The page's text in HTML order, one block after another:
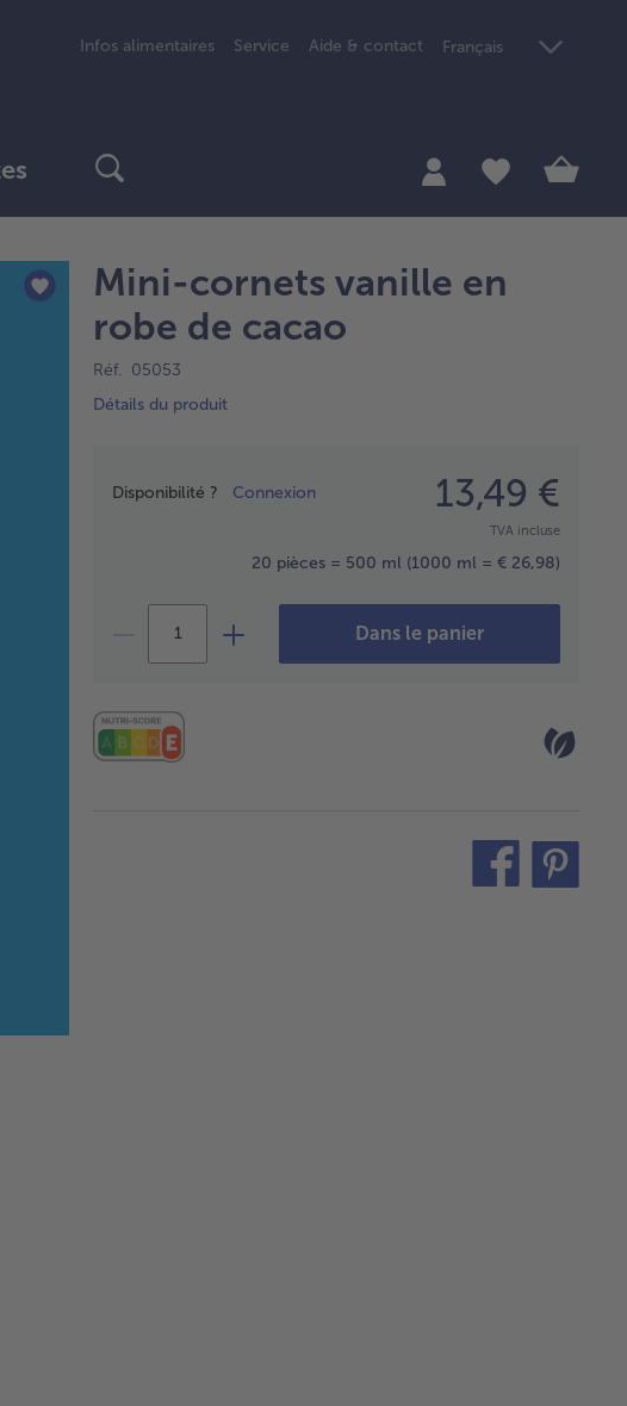
Infos alimentaires Service Aide & contact Français
Mini-cornets vanille en
robe de cacao
Réf. 05053
Détails du produit
Disponibilité ? Connexion 13,49 €
TVA incluse
20 pièces = 500 ml (1000 ml = € 26,98)
Dans le panier
teilen